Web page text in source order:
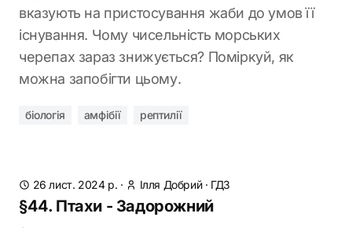
вказують на пристосування жаби до умов її
існування. Чому чисельність морських
черепах зараз знижується? Поміркуй, як
можна запобігти цьому.
біологія амфібії рептилії
26 лист. 2024 р. · Ілля Добрий· ГДЗ
§44. Птахи - Задорожний